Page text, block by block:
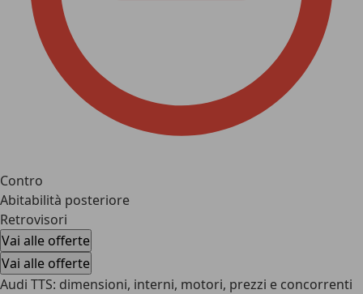
Contro
Abitabilità posteriore
Retrovisori
Vai alle offerte
Vai alle offerte
Audi TTS: dimensioni, interni, motori, prezzi e concorrenti